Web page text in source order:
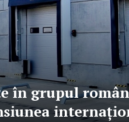
în grupul